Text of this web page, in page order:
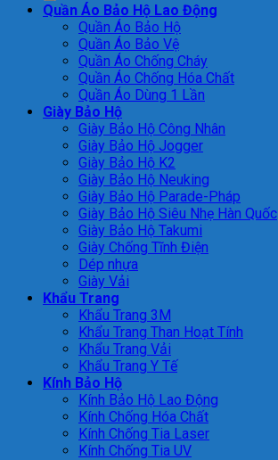
Quần Áo Bảo Hộ Lao Động
Quần Áo Bảo Hộ
Quần Áo Bảo Vệ
Quần Áo Chống Cháy
Quần Áo Chống Hóa Chất
Quần Áo Dùng 1 Lần
Giày Bảo Hộ
Giày Bảo Hộ Công Nhân
Giày Bảo Hộ Jogger
Giày Bảo Hộ K2
Giày Bảo Hộ Neuking
Giày Bảo Hộ Parade-Pháp
Giày Bảo Hộ Siêu Nhẹ Hàn Quốc
Giày Bảo Hộ Takumi
Giày Chống Tĩnh Điện
Dép nhựa
Giày Vải
Khẩu Trang
Khẩu Trang 3M
Khẩu Trang Than Hoạt Tính
Khẩu Trang Vải
Khẩu Trang Y Tế
Kính Bảo Hộ
Kính Bảo Hộ Lao Động
Kính Chống Hóa Chất
Kính Chống Tia Laser
Kính Chống Tia UV